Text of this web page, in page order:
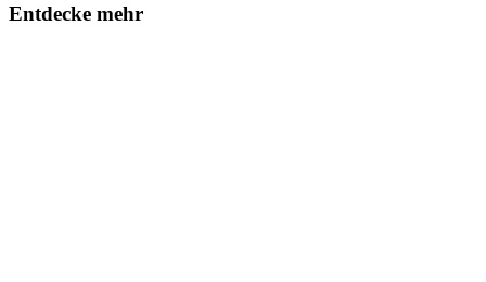
Entdecke mehr